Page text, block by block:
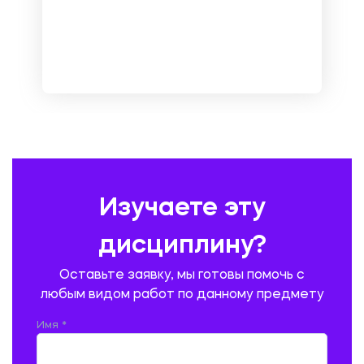
ПРОИЗВОДСТВО ПРОДУКЦИИ И ОРГАНИЗАЦИЯ ОБЩЕСТВЕННОГО
ПРОМЫШЛЕННОЕ И ГРАЖДАНСКОЕ СТРОИТЕЛЬСТВО
Изучаете эту
дисциплину?
Оставьте заявку, мы готовы помочь с
любым видом работ по данному предмету
Имя *